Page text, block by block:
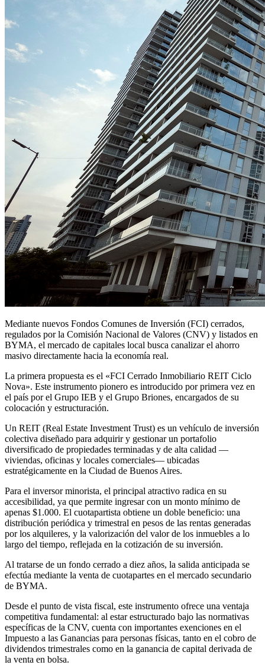
Mediante nuevos Fondos Comunes de Inversión (FCI) cerrados,
regulados por la Comisión Nacional de Valores (CNV) y listados en
BYMA, el mercado de capitales local busca canalizar el ahorro
masivo directamente hacia la economía real.
La primera propuesta es el «FCI Cerrado Inmobiliario REIT Ciclo
Nova». Este instrumento pionero es introducido por primera vez en
el país por el Grupo IEB y el Grupo Briones, encargados de su
colocación y estructuración.
Un REIT (Real Estate Investment Trust) es un vehículo de inversión
colectiva diseñado para adquirir y gestionar un portafolio
diversificado de propiedades terminadas y de alta calidad —
viviendas, oficinas y locales comerciales— ubicadas
estratégicamente en la Ciudad de Buenos Aires.
Para el inversor minorista, el principal atractivo radica en su
accesibilidad, ya que permite ingresar con un monto mínimo de
apenas $1.000. El cuotapartista obtiene un doble beneficio: una
distribución periódica y trimestral en pesos de las rentas generadas
por los alquileres, y la valorización del valor de los inmuebles a lo
largo del tiempo, reflejada en la cotización de su inversión.
Al tratarse de un fondo cerrado a diez años, la salida anticipada se
efectúa mediante la venta de cuotapartes en el mercado secundario
de BYMA.
Desde el punto de vista fiscal, este instrumento ofrece una ventaja
competitiva fundamental: al estar estructurado bajo las normativas
específicas de la CNV, cuenta con importantes exenciones en el
Impuesto a las Ganancias para personas físicas, tanto en el cobro de
dividendos trimestrales como en la ganancia de capital derivada de
la venta en bolsa.